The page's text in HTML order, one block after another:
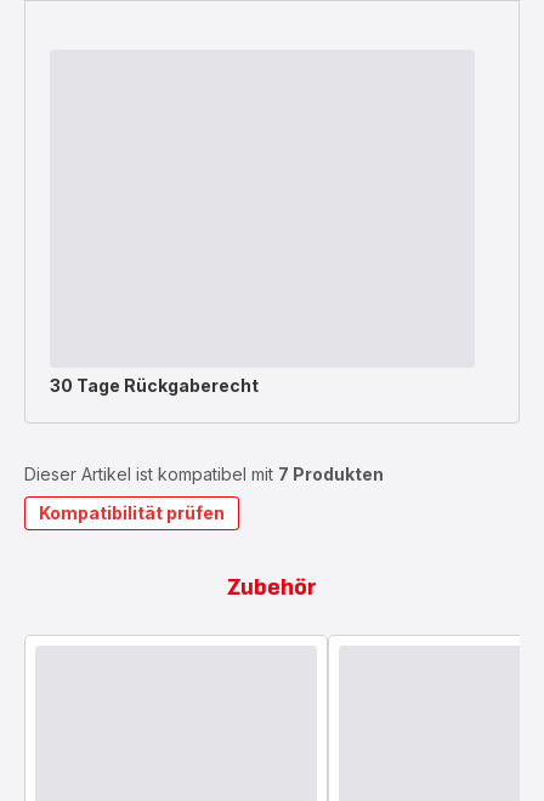
30 Tage Rückgaberecht
Dieser Artikel ist kompatibel mit 7 Produkten
Kompatibilität prüfen
Zubehör